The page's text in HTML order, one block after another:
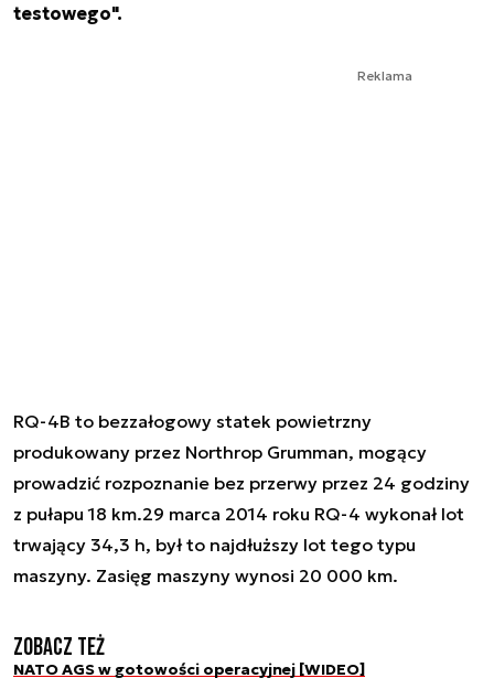
testowego".
Reklama
RQ-4B to bezzałogowy statek powietrzny
produkowany przez Northrop Grumman, mogący
prowadzić rozpoznanie bez przerwy przez 24 godziny
z pułapu 18 km.29 marca 2014 roku RQ-4 wykonał lot
trwający 34,3 h, był to najdłuższy lot tego typu
maszyny. Zasięg maszyny wynosi 20 000 km.
Zobacz też
NATO AGS w gotowości operacyjnej [WIDEO]